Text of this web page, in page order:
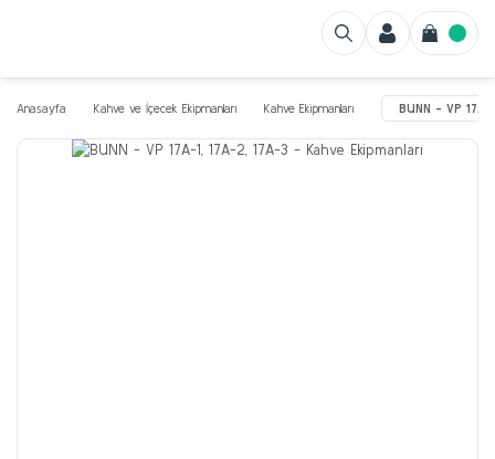
Anasayfa Kahve ve İçecek Ekipmanları Kahve Ekipmanları BUNN - VP